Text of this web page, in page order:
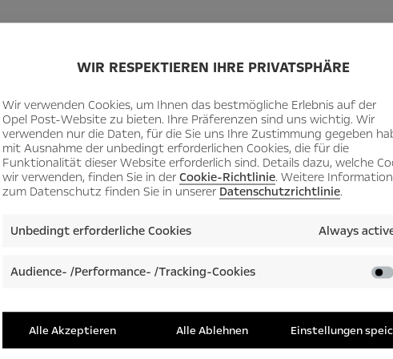
WIR RESPEKTIEREN IHRE PRIVATSPHÄRE
Wir verwenden Cookies, um Ihnen das bestmögliche Erlebnis auf der
Opel Post-Website zu bieten. Ihre Präferenzen sind uns wichtig. Wir
verwenden nur die Daten, für die Sie uns Ihre Zustimmung gegeben
mit Ausnahme der unbedingt erforderlichen Cookies, die für die
Funktionalität dieser Website erforderlich sind. Details dazu, welche
wir verwenden, finden Sie in der Cookie-Richtlinie. Weitere
zum Datenschutz finden Sie in unserer Datenschutzrichtlinie.
Unbedingt erforderliche Cookies Always
Audience- /Performance- /Tracking-Cookies
Alle Akzeptieren Alle Ablehnen Einstellungen
der
In Spanien haben Opel und Amazon eine
nach der Bestellung über die Internetplattform des
ausgeliefert worden. Bestellt hatte ihn Javier Luque
wirklich sehr einfach”, sagt der 50-Jährige. „Ich bin
beides zusammen. Das Auto hat genau die
brauchen.”
Kunden in Spanien und auf den Balearen haben
neuen Opel Grandland X während seiner
Sonderausgabe des Opel Grandland X Excellence 1.6